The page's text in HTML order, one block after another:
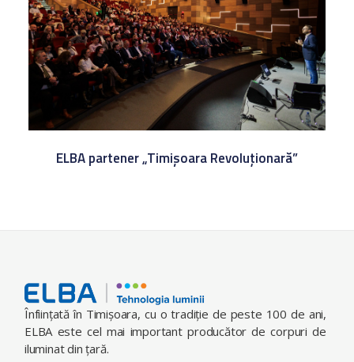
ELBA partener „Timișoara Revoluționară”
Înfiinţată în Timişoara, cu o tradiţie de peste 100 de ani,
ELBA este cel mai important producător de corpuri de
iluminat din ţară.